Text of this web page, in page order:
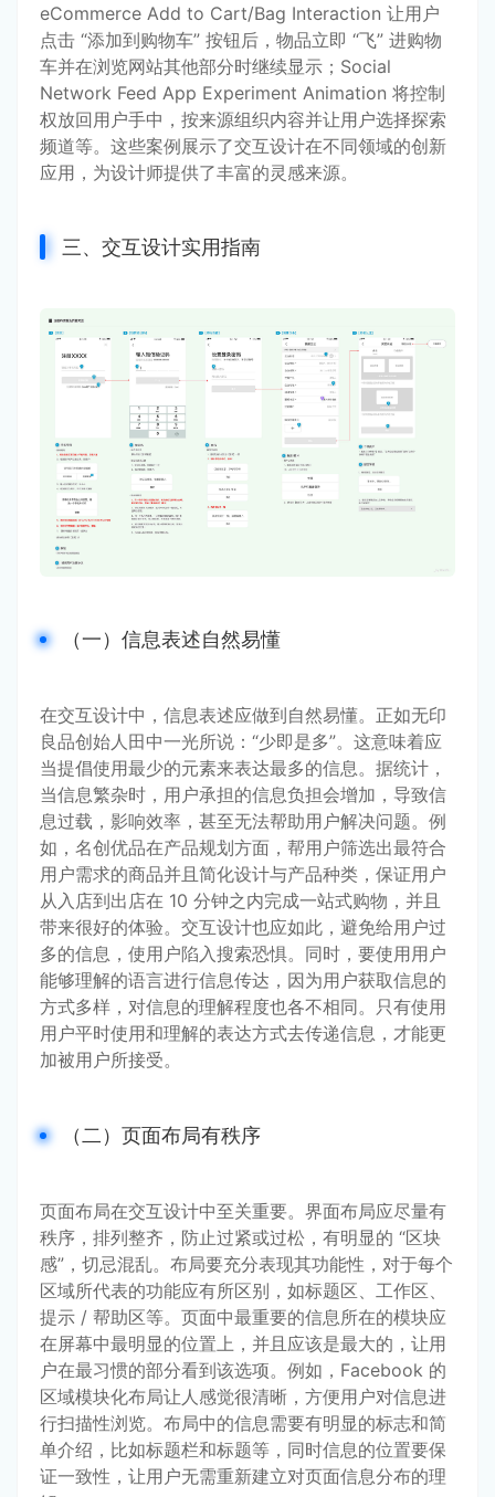
eCommerce Add to Cart/Bag Interaction 让用户
点击 “添加到购物车” 按钮后，物品立即 “飞” 进购物
车并在浏览网站其他部分时继续显示；Social
Network Feed App Experiment Animation 将控制
权放回用户手中，按来源组织内容并让用户选择探索
频道等。这些案例展示了交互设计在不同领域的创新
应用，为设计师提供了丰富的灵感来源。
三、交互设计实用指南
（一）信息表述自然易懂
在交互设计中，信息表述应做到自然易懂。正如无印
良品创始人田中一光所说：“少即是多”。这意味着应
当提倡使用最少的元素来表达最多的信息。据统计，
当信息繁杂时，用户承担的信息负担会增加，导致信
息过载，影响效率，甚至无法帮助用户解决问题。例
如，名创优品在产品规划方面，帮用户筛选出最符合
用户需求的商品并且简化设计与产品种类，保证用户
从入店到出店在 10 分钟之内完成一站式购物，并且
带来很好的体验。交互设计也应如此，避免给用户过
多的信息，使用户陷入搜索恐惧。同时，要使用用户
能够理解的语言进行信息传达，因为用户获取信息的
方式多样，对信息的理解程度也各不相同。只有使用
用户平时使用和理解的表达方式去传递信息，才能更
加被用户所接受。
（二）页面布局有秩序
页面布局在交互设计中至关重要。界面布局应尽量有
秩序，排列整齐，防止过紧或过松，有明显的 “区块
感”，切忌混乱。布局要充分表现其功能性，对于每个
区域所代表的功能应有所区别，如标题区、工作区、
提示 / 帮助区等。页面中最重要的信息所在的模块应
在屏幕中最明显的位置上，并且应该是最大的，让用
户在最习惯的部分看到该选项。例如，Facebook 的
区域模块化布局让人感觉很清晰，方便用户对信息进
行扫描性浏览。布局中的信息需要有明显的标志和简
单介绍，比如标题栏和标题等，同时信息的位置要保
证一致性，让用户无需重新建立对页面信息分布的理